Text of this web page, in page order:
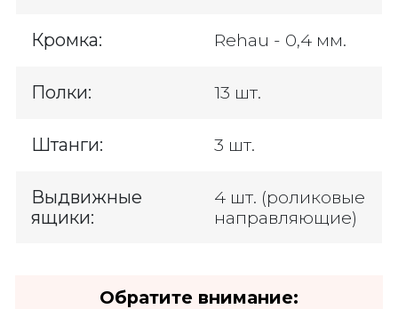
Кромка: Rehau - 0,4 мм.
Полки: 13 шт.
Штанги: 3 шт.
Выдвижные
ящики:
4 шт. (роликовые
направляющие)
Обратите внимание: